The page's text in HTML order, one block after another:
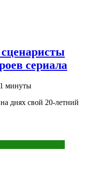
сериала
1 минуты
днях свой 20-летний